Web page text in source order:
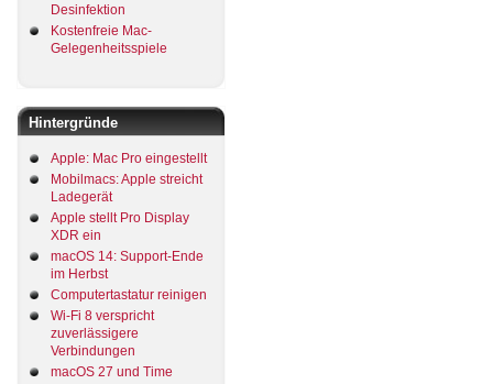
Desinfektion
Kostenfreie Mac-
Gelegenheitsspiele
Hintergründe
Apple: Mac Pro eingestellt
Mobilmacs: Apple streicht
Ladegerät
Apple stellt Pro Display
XDR ein
macOS 14: Support-Ende
im Herbst
Computertastatur reinigen
Wi-Fi 8 verspricht
zuverlässigere
Verbindungen
macOS 27 und Time